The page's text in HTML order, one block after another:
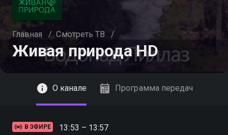
Главная / Смотреть ТВ /
Живая природа HD
Смотреть
О канале Программа передач
В ЭФИРЕ 13:53 – 13:57